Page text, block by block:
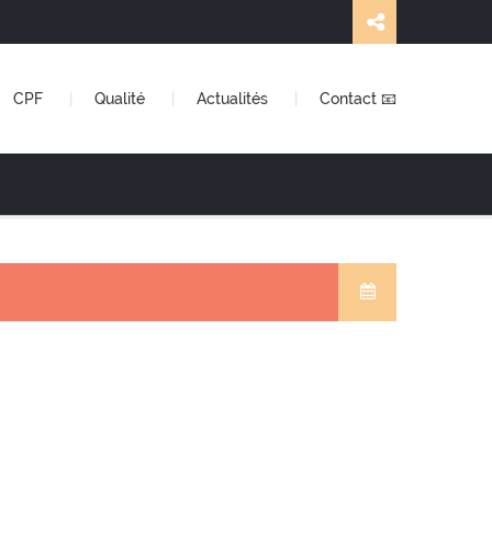
CPF Qualité Actualités Contact 📧